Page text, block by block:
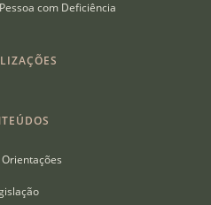
com Deficiência